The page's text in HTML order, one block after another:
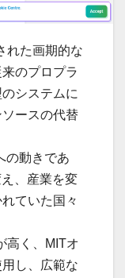
れた画期的な
のプロプラ
システムに
ースの代替
の動きであ
、産業を変
ていた国々
高く、MITオ
し、広範な